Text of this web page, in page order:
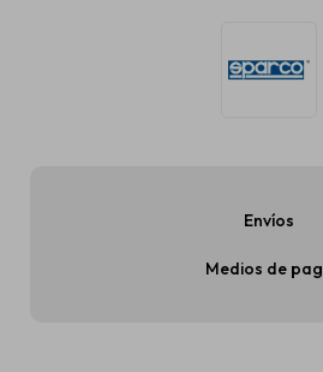
Envíos
Medios de